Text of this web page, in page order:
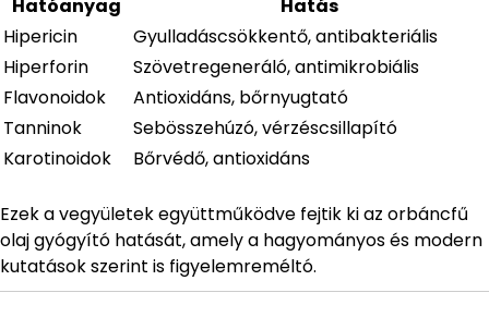
Hatóanyag
Hatás
Hipericin
Gyulladáscsökkentő, antibakteriális
Hiperforin
Szövetregeneráló, antimikrobiális
Flavonoidok
Antioxidáns, bőrnyugtató
Tanninok
Sebösszehúzó, vérzéscsillapító
Karotinoidok
Bőrvédő, antioxidáns
Ezek a vegyületek együttműködve fejtik ki az orbáncfű
olaj gyógyító hatását, amely a hagyományos és modern
kutatások szerint is figyelemreméltó.